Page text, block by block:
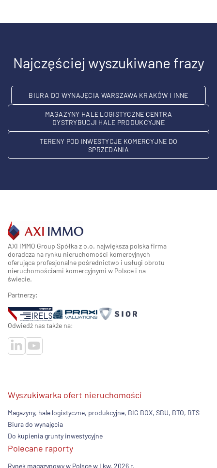
Najczęściej wyszukiwane frazy
BIURA DO WYNAJĘCIA WARSZAWA KRAKÓW I INNE
MAGAZYNY HALE LOGISTYCZNE CENTRA
DYSTRYBUCJI HALE PRODUKCYJNE
TERENY POD INWESTYCJE KOMERCYJNE DO
SPRZEDANIA
AXI IMMO Group Spółka z o.o. największa polska firma
doradcza na rynku nieruchomości komercyjnych
oferująca profesjonalne pośrednictwo i usługi obrotu
nieruchomościami komercyjnymi w Polsce i na
świecie.
Partnerzy:
Odwiedź nas także na:
Wyszukiwarka ofert nieruchomości
Magazyny, hale logistyczne, produkcyjne, BIG BOX, SBU, BTO, BTS
Biura do wynajęcia
Do kupienia grunty inwestycyjne
Polecane raporty
Rynek magazynowy w Polsce w I kw. 2026 r.